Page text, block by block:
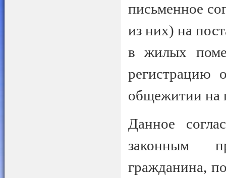
письменное
из них) на
в жилых
регистрацию
общежитии на
Данное
законным
гражданина,